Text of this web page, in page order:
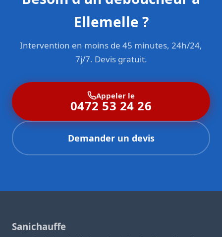
Ellemelle ?
Intervention en moins de 45 minutes, 24h/24,
7j/7. Devis gratuit.
Appeler le
0472 53 24 26
Demander un devis
Sanichauffe